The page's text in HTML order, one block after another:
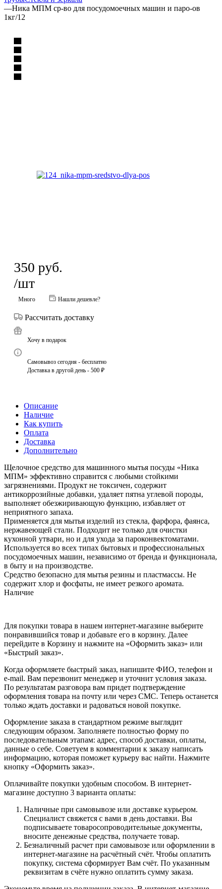
—Ника МПМ ср-во для посудомоечных машин и паро-ов
1кг/12
350 руб.
/шт
Много Нашли дешевле?
Рассчитать доставку
Хочу в подарок
Самовывоз сегодня - бесплатно
Доставка в другой день - 500 ₽
Описание
Наличие
Как купить
Оплата
Доставка
Дополнительно
Щелочное средство для машинного мытья посуды «Ника
МПМ» эффективно справится с любыми стойкими
загрязнениями. Продукт не токсичен, содержит
антикоррозийные добавки, удаляет пятна углевой породы,
выполняет обезжиривающую функцию, избавляет от
неприятного запаха.
Применяется для мытья изделий из стекла, фарфора, фаянса,
нержавеющей стали. Подходит не только для очистки
кухонной утвари, но и для ухода за пароконвектоматами.
Используется во всех типах бытовых и профессиональных
посудомоечных машин, независимо от бренда и функционала,
в быту и на производстве.
Средство безопасно для мытья резины и пластмассы. Не
содержит хлор и фосфаты, не имеет резкого аромата.
Наличие
Для покупки товара в нашем интернет-магазине выберите
понравившийся товар и добавьте его в корзину. Далее
перейдите в Корзину и нажмите на «Оформить заказ» или
«Быстрый заказ».
Когда оформляете быстрый заказ, напишите ФИО, телефон и
e-mail. Вам перезвонит менеджер и уточнит условия заказа.
По результатам разговора вам придет подтверждение
оформления товара на почту или через СМС. Теперь останется
только ждать доставки и радоваться новой покупке.
Оформление заказа в стандартном режиме выглядит
следующим образом. Заполняете полностью форму по
последовательным этапам: адрес, способ доставки, оплаты,
данные о себе. Советуем в комментарии к заказу написать
информацию, которая поможет курьеру вас найти. Нажмите
кнопку «Оформить заказ».
Оплачивайте покупки удобным способом. В интернет-
магазине доступно 3 варианта оплаты:
Наличные при самовывозе или доставке курьером.
Специалист свяжется с вами в день доставки. Вы
подписываете товаросопроводительные документы,
вносите денежные средства, получаете товар.
Безналичный расчет при самовывозе или оформлении в
интернет-магазине на расчётный счёт. Чтобы оплатить
покупку, система сформирует Вам счёт. По указанным
реквизитам в счёте нужно оплатить сумму заказа.